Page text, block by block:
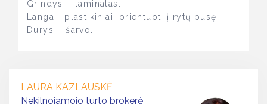
Grindys – laminatas.
Langai- plastikiniai, orientuoti į rytų pusę.
Durys – šarvo.
LAURA KAZLAUSKĖ
Nekilnojamojo turto brokerė